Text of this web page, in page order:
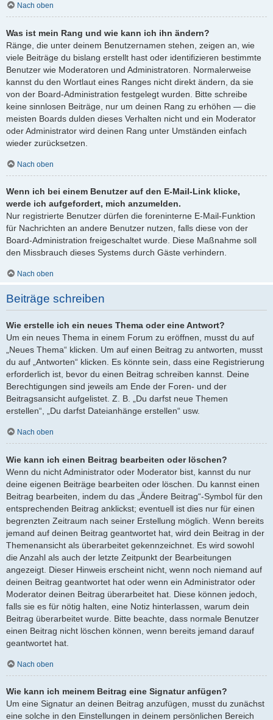
Nach oben
Was ist mein Rang und wie kann ich ihn ändern?
Ränge, die unter deinem Benutzernamen stehen, zeigen an, wie
viele Beiträge du bislang erstellt hast oder identifizieren bestimmte
Benutzer wie Moderatoren und Administratoren. Normalerweise
kannst du den Wortlaut eines Ranges nicht direkt ändern, da sie
von der Board-Administration festgelegt wurden. Bitte schreibe
keine sinnlosen Beiträge, nur um deinen Rang zu erhöhen — die
meisten Boards dulden dieses Verhalten nicht und ein Moderator
oder Administrator wird deinen Rang unter Umständen einfach
wieder zurücksetzen.
Nach oben
Wenn ich bei einem Benutzer auf den E-Mail-Link klicke,
werde ich aufgefordert, mich anzumelden.
Nur registrierte Benutzer dürfen die foreninterne E-Mail-Funktion
für Nachrichten an andere Benutzer nutzen, falls diese von der
Board-Administration freigeschaltet wurde. Diese Maßnahme soll
den Missbrauch dieses Systems durch Gäste verhindern.
Nach oben
Beiträge schreiben
Wie erstelle ich ein neues Thema oder eine Antwort?
Um ein neues Thema in einem Forum zu eröffnen, musst du auf
„Neues Thema“ klicken. Um auf einen Beitrag zu antworten, musst
du auf „Antworten“ klicken. Es könnte sein, dass eine Registrierung
erforderlich ist, bevor du einen Beitrag schreiben kannst. Deine
Berechtigungen sind jeweils am Ende der Foren- und der
Beitragsansicht aufgelistet. Z. B. „Du darfst neue Themen
erstellen“, „Du darfst Dateianhänge erstellen“ usw.
Nach oben
Wie kann ich einen Beitrag bearbeiten oder löschen?
Wenn du nicht Administrator oder Moderator bist, kannst du nur
deine eigenen Beiträge bearbeiten oder löschen. Du kannst einen
Beitrag bearbeiten, indem du das „Ändere Beitrag“-Symbol für den
entsprechenden Beitrag anklickst; eventuell ist dies nur für einen
begrenzten Zeitraum nach seiner Erstellung möglich. Wenn bereits
jemand auf deinen Beitrag geantwortet hat, wird dein Beitrag in der
Themenansicht als überarbeitet gekennzeichnet. Es wird sowohl
die Anzahl als auch der letzte Zeitpunkt der Bearbeitungen
angezeigt. Dieser Hinweis erscheint nicht, wenn noch niemand auf
deinen Beitrag geantwortet hat oder wenn ein Administrator oder
Moderator deinen Beitrag überarbeitet hat. Diese können jedoch,
falls sie es für nötig halten, eine Notiz hinterlassen, warum dein
Beitrag überarbeitet wurde. Bitte beachte, dass normale Benutzer
einen Beitrag nicht löschen können, wenn bereits jemand darauf
geantwortet hat.
Nach oben
Wie kann ich meinem Beitrag eine Signatur anfügen?
Um eine Signatur an deinen Beitrag anzufügen, musst du zunächst
eine solche in den Einstellungen in deinem persönlichen Bereich